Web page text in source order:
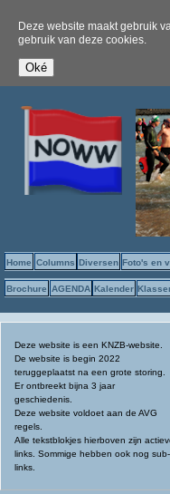
Deze website maakt gebruik
gebruik van deze cookies.
Home Columns Diversen Foto's en
Brochure AGENDA Kalender
Deze website is een KNZB-website.
De website is begin 2022
teruggeplaatst na een grote storing.
Er ontbreekt bijna 3 jaar
geschiedenis.
Deze website voldoet aan de AVG
regels.
Alle tekstblokjes hierboven zijn
links. Sommige hebben ook nog sub-
links.